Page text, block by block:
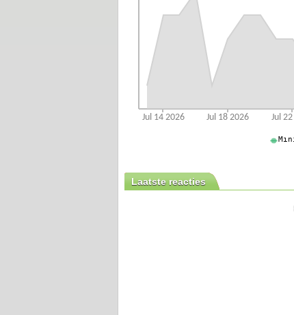
Laatste reacties